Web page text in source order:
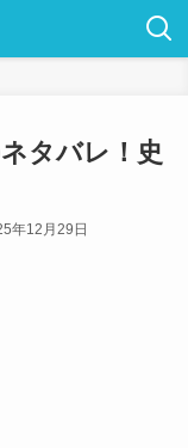
タバレ！史
年12月29日